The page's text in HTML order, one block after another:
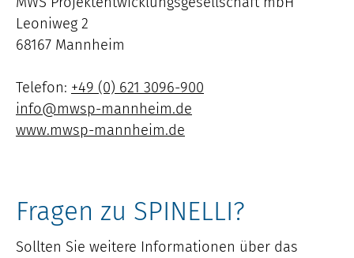
Leoniweg 2
68167 Mannheim
Telefon: +49 (0) 621 3096-900
info@mwsp-mannheim.de
www.mwsp-mannheim.de
Fragen zu SPINELLI?
Sollten Sie weitere Informationen über das